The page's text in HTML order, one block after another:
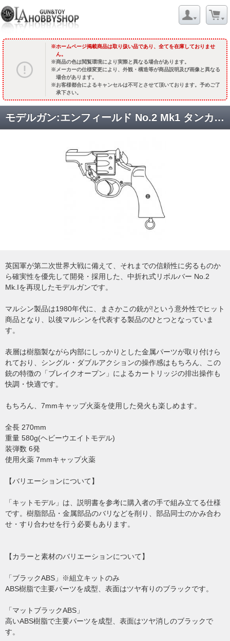
ホームページ掲載商品は取り扱い品であり、全てを在庫しておりませ
ん。
商品の色は閲覧環境により実際と異なる場合があります。
メーカーの仕様変更により、外観・構造等が商品説明及び画像と異なる
場合があります。
お客様都合によるキャンセルは不可とさせて頂いております。予めご了
承下さい。
モデルガン:エンフィールド No.2 Mk1 タンカー /プラグリップ/シルバーABS [9月頃再販予定.予約終了]
英国軍が第二次世界大戦に備えて、それまでの信頼性に劣るものか
ら確実性を優先して開発・採用した、中折れ式リボルバー No.2
Mk.Iを再現したモデルガンです。
マルシン製品は1980年代に、まさかこの銃が!という意外性でヒット
商品となり、以後マルシンを代表する製品のひとつとなっていま
す。
表層は樹脂製ながら内部にしっかりとした金属パーツが取り付けら
れており、シングル・ダブルアクションの操作感はもちろん、この
銃の特徴の「ブレイクオープン」によるカートリッジの排出操作も
快調・快適です。
もちろん、7mmキャップ火薬を使用した発火も楽しめます。
全長 270mm
重量 580g(ヘビーウエイトモデル)
装弾数 6発
使用火薬 7mmキャップ火薬
【バリエーションについて】
「キットモデル」は、説明書を参考に購入者の手で組み立てる仕様
です。樹脂部品・金属部品のバリなどを削り、部品同士のかみ合わ
せ・すり合わせを行う必要もあります。
【カラーと素材のバリエーションについて】
「ブラックABS」※組立キットのみ
ABS樹脂で主要パーツを成型、表面はツヤ有りのブラックです。
「マットブラックABS」
高いABS樹脂で主要パーツを成型、表面はツヤ消しのブラックで
す。